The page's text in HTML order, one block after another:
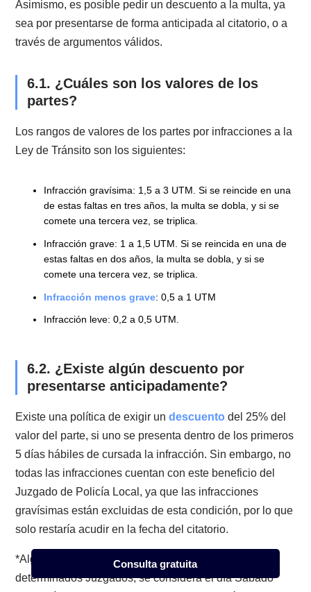
Consulta gratuita
fundada en la existencia de un error notorio. O, por
decreto judicial, fundado en error notorio o causa
dictado por el juez de policía local en tu domicilio
5.4. ¿Cuándo se eliminan
Las anotaciones se eliminarán definitivamente al
Registro Civil e Identificación al fallecimiento de la
persona anotada.
La Ley 19.902, modificó el artículo 217, de la Ley
de Tránsito, para permitir la eliminación de las
vez transcurridos tres años, contados desde la fecha
la anotación de la última infracción en el registro.
infracciones graves, se podrán eliminar transcurridos
dos años, contados desde la fecha de anotación de
última infracción en el Registro.
Las anotaciones que también figuren en el Registro
General de Condenas, se borrarán, cuando se hayan
eliminado las anotaciones prontuariales o del
penal mismo, conforme a la ley.